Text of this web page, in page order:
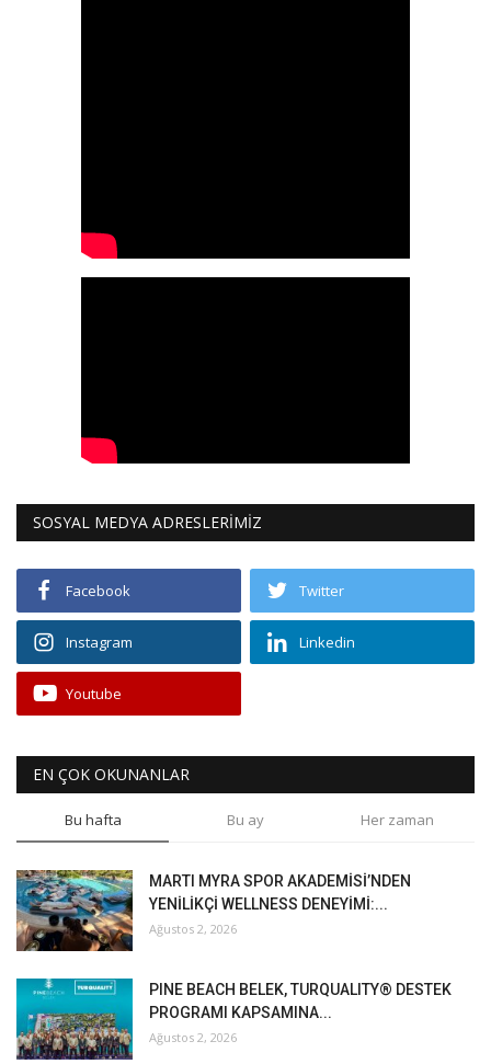
SOSYAL MEDYA ADRESLERİMİZ
Facebook Twitter
Instagram Linkedin
Youtube
EN ÇOK OKUNANLAR
Bu hafta Bu ay Her zaman
MARTI MYRA SPOR AKADEMİSİ’NDEN
YENİLİKÇİ WELLNESS DENEYİMİ:...
Ağustos 2, 2026
PINE BEACH BELEK, TURQUALITY® DESTEK
PROGRAMI KAPSAMINA...
Ağustos 2, 2026